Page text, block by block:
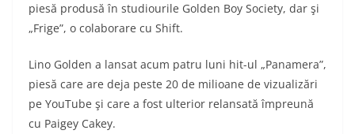
piesă produsă în studiourile Golden Boy Society, dar şi
„Frige”, o colaborare cu Shift.
Lino Golden a lansat acum patru luni hit-ul „Panamera”,
piesă care are deja peste 20 de milioane de vizualizări
pe YouTube şi care a fost ulterior relansată împreună
cu Paigey Cakey.